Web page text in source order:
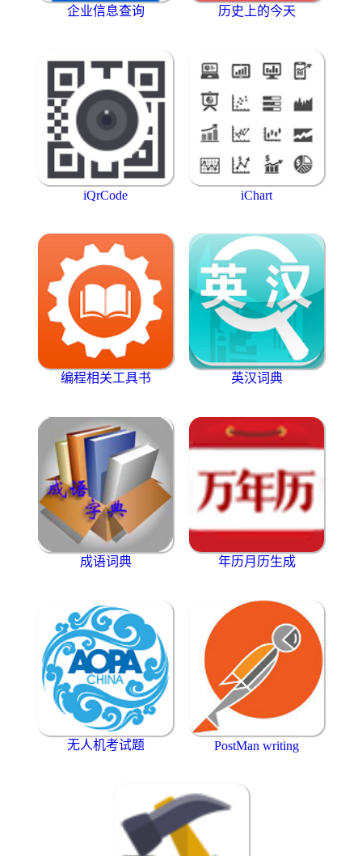
企业信息查询 历史上的今天
iQrCode iChart
编程相关工具书 英汉词典
成语词典 年历月历生成
无人机考试题 PostMan writing